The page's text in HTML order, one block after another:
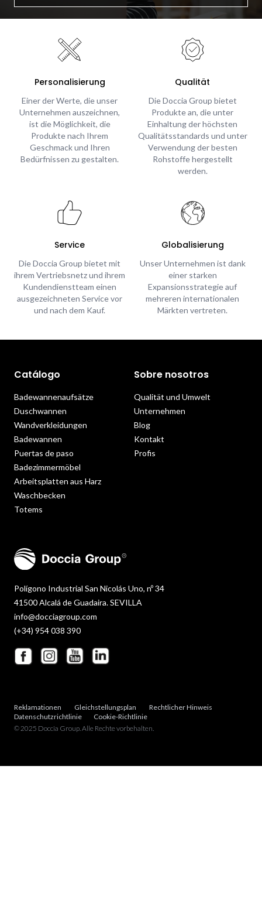
Personalisierung
Einer der Werte, die unser
Unternehmen auszeichnen,
ist die Möglichkeit, die
Produkte nach Ihrem
Geschmack und Ihren
Bedürfnissen zu gestalten.
Qualität
Die Doccia Group bietet
Produkte an, die unter
Einhaltung der höchsten
Qualitätsstandards und unter
Verwendung der besten
Rohstoffe hergestellt
werden.
Service
Die Doccia Group bietet mit
ihrem Vertriebsnetz und ihrem
Kundendienstteam einen
ausgezeichneten Service vor
und nach dem Kauf.
Globalisierung
Unser Unternehmen ist dank
einer starken
Expansionsstrategie auf
mehreren internationalen
Märkten vertreten.
Polígono Industrial San Nicolás Uno, nº 34
41500 Alcalá de Guadaira. SEVILLA
info@docciagroup.com
(+34) 954 038 390
Catálogo
Badewannenaufsätze
Duschwannen
Wandverkleidungen
Badewannen
Puertas de paso
Badezimmermöbel
Arbeitsplatten aus Harz
Waschbecken
Totems
Sobre nosotros
Qualität und Umwelt
Unternehmen
Blog
Kontakt
Profis
Reklamationen Gleichstellungsplan
Rechtlicher Hinweis
Datenschutzrichtlinie
Cookie-Richtlinie
© 2025 Doccia Group. Alle Rechte vorbehalten.